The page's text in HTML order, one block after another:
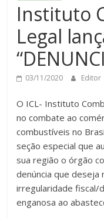
Instituto
Legal
03/11/2020 Editor
O ICL- Instituto
no combate ao
combustíveis no
seção especial que
sua região o órgão
denúncia que deseja
irregularidade fiscal/
enganosa ao